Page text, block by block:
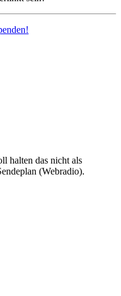
halten das nicht als
(Webradio).